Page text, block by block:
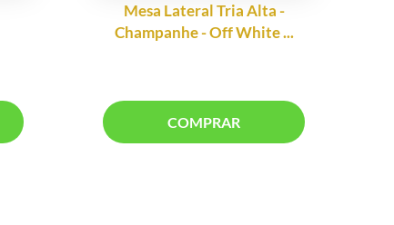
Mesa Lateral Tria Alta -
Champanhe - Off White ...
COMPRAR